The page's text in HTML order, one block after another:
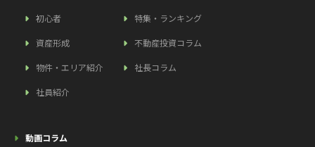
初心者 特集・ランキング
資産形成 不動産投資コラム
物件・エリア紹介 社長コラム
社員紹介
動画コラム